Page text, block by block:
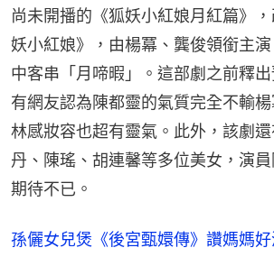
尚未開播的《狐妖小紅娘月紅篇》
妖小紅娘》，由楊冪、龔俊領銜主
中客串「月啼暇」。這部劇之前釋
有網友認為陳都靈的氣質完全不輸
林感妝容也超有靈氣。此外，該劇
丹、陳瑤、胡連馨等多位美女，演
期待不已。
孫儷女兒煲《後宮甄嬛傳》讚媽媽